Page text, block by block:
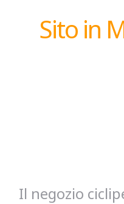
Sito in
Il negozio